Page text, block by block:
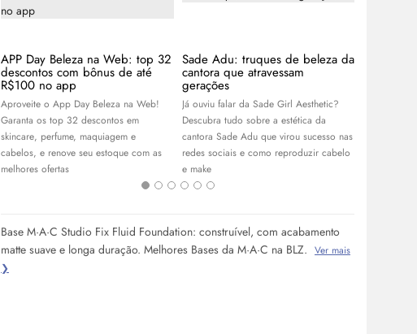
APP Day Beleza na Web: top 32
descontos com bônus de até
R$100 no app
Aproveite o App Day Beleza na Web!
Garanta os top 32 descontos em
skincare, perfume, maquiagem e
cabelos, e renove seu estoque com as
melhores ofertas
Sade Adu: truques de beleza da
cantora que atravessam
gerações
Já ouviu falar da Sade Girl Aesthetic?
Descubra tudo sobre a estética da
cantora Sade Adu que virou sucesso nas
redes sociais e como reproduzir cabelo
e make
Base M·A·C Studio Fix Fluid Foundation: construível, com acabamento
matte suave e longa duração. Melhores Bases da M·A·C na BLZ. Ver mais
❯